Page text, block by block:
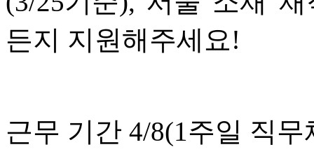
든지 지원해주세요!
근무 기간 4/8(1주일 직